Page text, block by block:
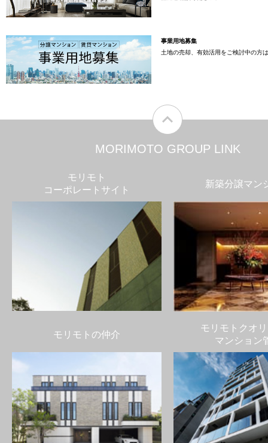
事業用地募集
土地の売却、有効活用をご検討中の方
MORIMOTO GROUP LINK
モリモト
コーポレートサイト
新築分譲マン
モリモトの仲介
モリモトクオ
マンション